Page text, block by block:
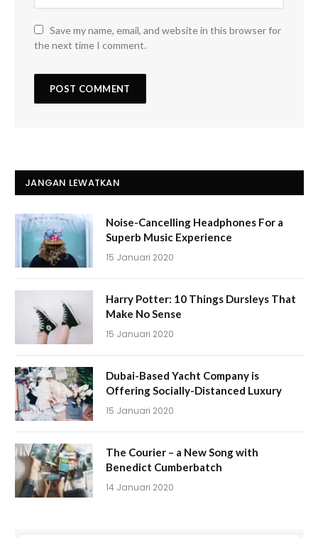
Save my name, email, and website in this browser for
the next time I comment.
JANGAN LEWATKAN
Noise-Cancelling Headphones For a
Superb Music Experience
15 Januari 2020
Harry Potter: 10 Things Dursleys That
Make No Sense
15 Januari 2020
Dubai-Based Yacht Company is
Offering Socially-Distanced Luxury
15 Januari 2020
The Courier – a New Song with
Benedict Cumberbatch
14 Januari 2020